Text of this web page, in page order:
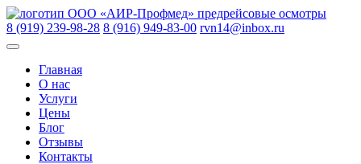
Skip
to
content
ООО «АИР-Профмед» предрейсовые осмотры
8 (919) 239-98-28 8 (916) 949-83-00 rvn14@inbox.ru
Главная
О нас
Услуги
Цены
Блог
Отзывы
Контакты